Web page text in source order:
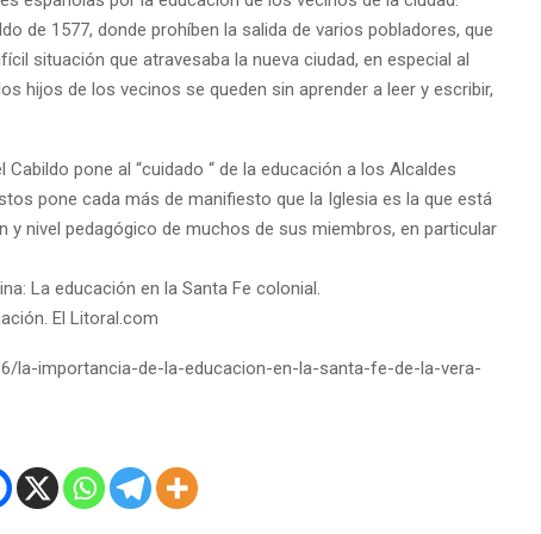
de 1577, donde prohíben la salida de varios pobladores, que
situación que atravesaba la nueva ciudad, en especial al
hijos de los vecinos se queden sin aprender a leer y escribir,
pone al “cuidado “ de la educación a los Alcaldes
pone cada más de manifiesto que la Iglesia es la que está
y nivel pedagógico de muchos de sus miembros, en particular
La educación en la Santa Fe colonial.
El Litoral.com
la-importancia-de-la-educacion-en-la-santa-fe-de-la-vera-